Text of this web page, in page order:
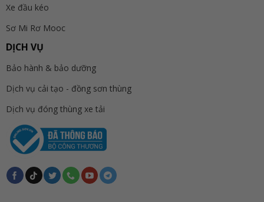
Xe đầu kéo
Sơ Mi Rơ Mooc
DỊCH VỤ
Bảo hành & bảo dưỡng
Dịch vụ cải tạo - đồng sơn thùng
Dịch vụ đóng thùng xe tải